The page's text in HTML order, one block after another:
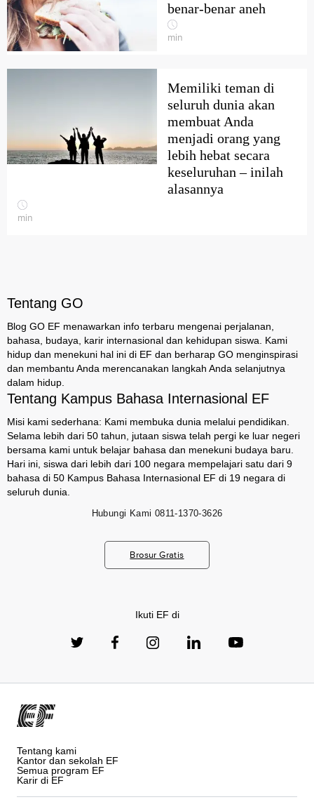
benar-benar aneh
min
Memiliki teman di
seluruh dunia akan
membuat Anda
menjadi orang yang
lebih hebat secara
keseluruhan – inilah
alasannya
min
Tentang GO
Blog GO EF menawarkan info terbaru mengenai perjalanan,
bahasa, budaya, karir internasional dan kehidupan siswa. Kami
hidup dan menekuni hal ini di EF dan berharap GO menginspirasi
dan membantu Anda merencanakan langkah Anda selanjutnya
dalam hidup.
Tentang Kampus Bahasa Internasional EF
Misi kami sederhana: Kami membuka dunia melalui pendidikan.
Selama lebih dari 50 tahun, jutaan siswa telah pergi ke luar negeri
bersama kami untuk belajar bahasa dan menekuni budaya baru.
Hari ini, siswa dari lebih dari 100 negara mempelajari satu dari 9
bahasa di 50 Kampus Bahasa Internasional EF di 19 negara di
seluruh dunia.
Hubungi Kami 0811-1370-3626
Brosur Gratis
Ikuti EF di
Tentang kami
Kantor dan sekolah EF
Semua program EF
Karir di EF